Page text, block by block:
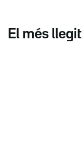
El més llegit